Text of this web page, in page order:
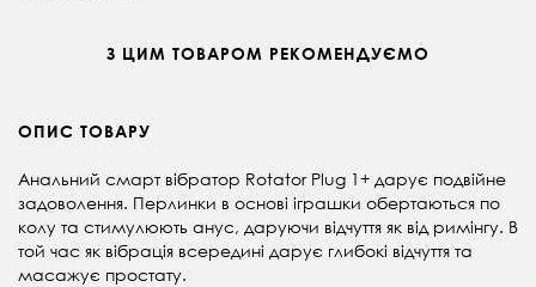
З ЦИМ ТОВАРОМ РЕКОМЕНДУЄМО
ОПИС ТОВАРУ
Анальний смарт вібратор Rotator Plug 1+ дарує подвійне
задоволення. Перлинки в основі іграшки обертаються по
колу та стимулюють анус, даруючи відчуття як від римінгу. В
той час як вібрація всередині дарує глибокі відчуття та
масажує простату.